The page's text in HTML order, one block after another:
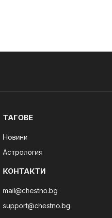
ТАГОВЕ
Новини
Астрология
КОНТАКТИ
mail@chestno.bg
support@chestno.bg